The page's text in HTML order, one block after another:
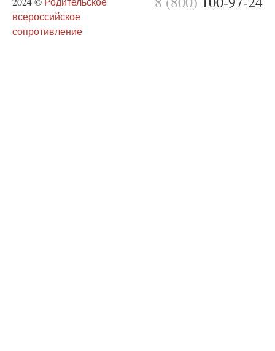
всероссийское
сопротивление